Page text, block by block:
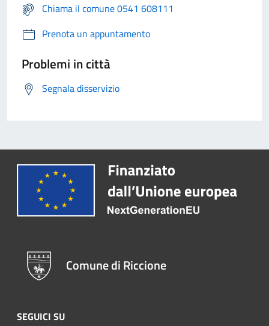
Chiama il comune 0541 608111
Prenota un appuntamento
Problemi in città
Segnala disservizio
Comune di Riccione
SEGUICI SU